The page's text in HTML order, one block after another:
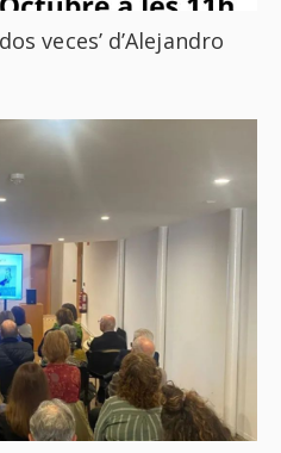
veces’ d’Alejandro